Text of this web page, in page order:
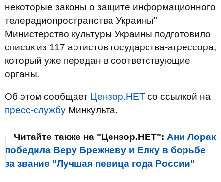
некоторые законы о защите информационного
телерадиопространства Украины"
Министерство культуры Украины подготовило
список из 117 артистов государства-агрессора,
который уже передан в соответствующие
органы.
Об этом сообщает Цензор.НЕТ со ссылкой на
пресс-службу Минкульта.
Читайте также на "Цензор.НЕТ": Ани Лорак
победила Веру Брежневу и Елку в борьбе
за звание "Лучшая певица года России"